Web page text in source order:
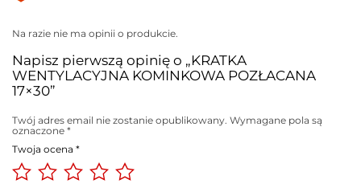
Na razie nie ma opinii o produkcie.
Napisz pierwszą opinię o „KRATKA
WENTYLACYJNA KOMINKOWA POZŁACANA
17×30”
Twój adres email nie zostanie opublikowany. Wymagane pola są
oznaczone *
Twoja ocena *